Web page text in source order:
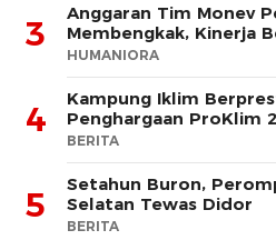
3
Anggaran Tim Monev
Membengkak, Kinerja
HUMANIORA
4
Kampung Iklim
Penghargaan ProKlim
BERITA
5
Setahun Buron,
Selatan Tewas Didor
BERITA